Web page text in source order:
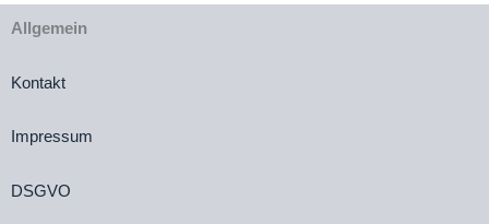
Allgemein
Kontakt
Impressum
DSGVO